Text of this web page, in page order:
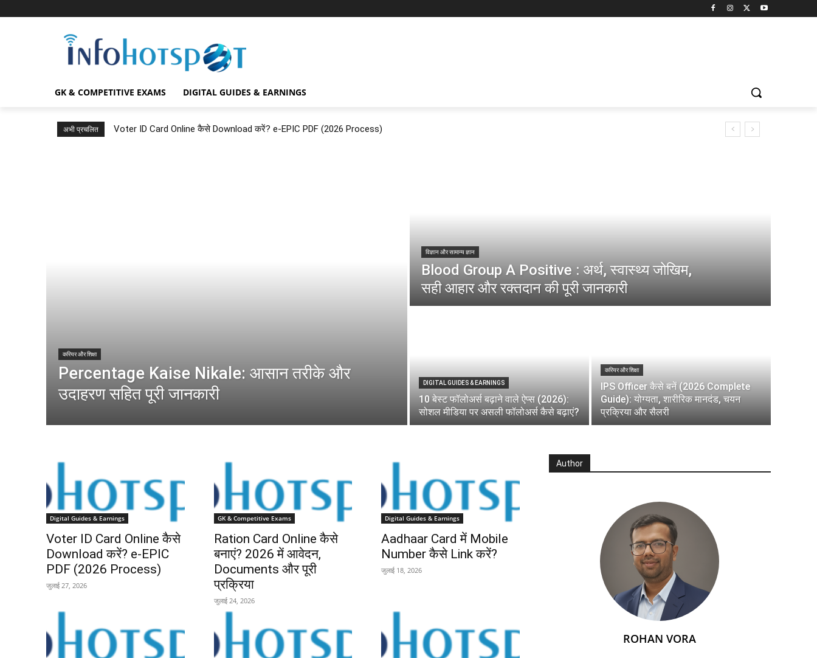
GK & COMPETITIVE EXAMS DIGITAL GUIDES & EARNINGS
अभी प्रचलित Voter ID Card Online कैसे Download करें? e-EPIC PDF (2026 Process)
करियर और शिक्षा
Percentage Kaise Nikale: आसान तरीके और
उदाहरण सहित पूरी जानकारी
विज्ञान और सामान्य ज्ञान
Blood Group A Positive : अर्थ, स्वास्थ्य जोखिम,
सही आहार और रक्तदान की पूरी जानकारी
DIGITAL GUIDES & EARNINGS
10 बेस्ट फॉलोअर्स बढ़ाने वाले ऐप्स (2026):
सोशल मीडिया पर असली फॉलोअर्स कैसे बढ़ाएं?
करियर और शिक्षा
IPS Officer कैसे बनें (2026 Complete
Guide): योग्यता, शारीरिक मानदंड, चयन
प्रक्रिया और सैलरी
Digital Guides & Earnings
Voter ID Card Online कैसे
Download करें? e-EPIC
PDF (2026 Process)
जुलाई 27, 2026
GK & Competitive Exams
Ration Card Online कैसे
बनाएं? 2026 में आवेदन,
Documents और पूरी
प्रक्रिया
जुलाई 24, 2026
Digital Guides & Earnings
Aadhaar Card में Mobile
Number कैसे Link करें?
जुलाई 18, 2026
Author
ROHAN VORA